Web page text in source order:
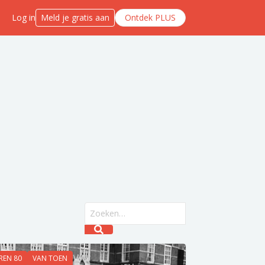
Log in Meld je gratis aan Ontdek PLUS
Search field
Submit search
80 VAN TOEN